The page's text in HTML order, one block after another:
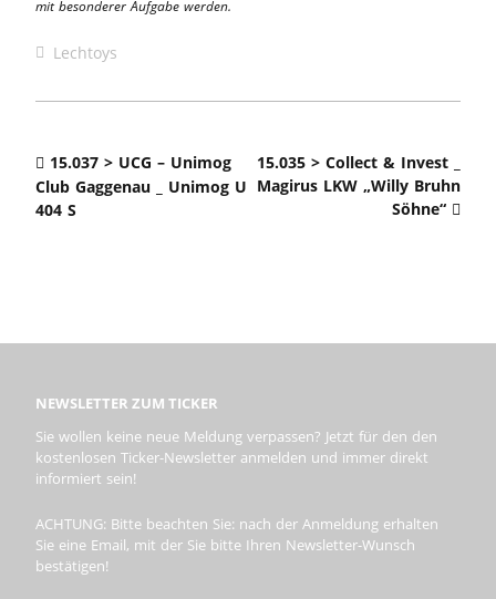
mit besonderer Aufgabe werden.
Lechtoys
15.037 > UCG – Unimog
Club Gaggenau _ Unimog U
404 S
15.035 > Collect & Invest _
Magirus LKW „Willy Bruhn
Söhne“
NEWSLETTER ZUM TICKER
Sie wollen keine neue Meldung verpassen? Jetzt für den den
kostenlosen Ticker-Newsletter anmelden und immer direkt
informiert sein!
ACHTUNG: Bitte beachten Sie: nach der Anmeldung erhalten
Sie eine Email, mit der Sie bitte Ihren Newsletter-Wunsch
bestätigen!